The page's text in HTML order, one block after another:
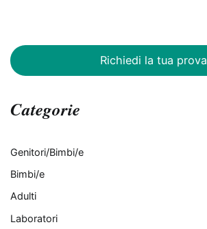
Richiedi la tua prova
Categorie
Genitori/Bimbi/e
Bimbi/e
Adulti
Laboratori